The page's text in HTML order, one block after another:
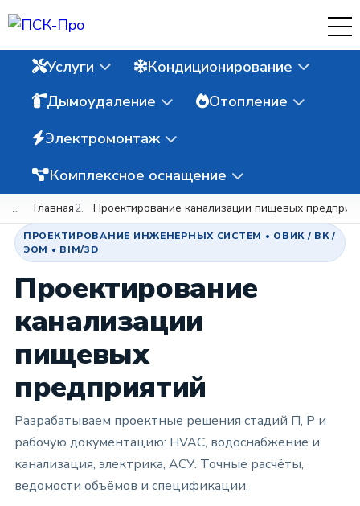
Услуги
Кондиционирование
Дымоудаление
Отопление
Электромонтаж
Комплексное оснащение
Главная Проектирование канализации пищевых
ПРОЕКТИРОВАНИЕ ИНЖЕНЕРНЫХ СИСТЕМ • ОВИК / ВК /
ЭОМ • BIM/3D
Проектирование
канализации
пищевых
предприятий
Разрабатываем проектные решения стадий П, Р и
рабочую документацию: HVAC, водоснабжение и
канализация, электрика, АСУ. Точные расчёты,
ведомости объёмов и спецификации.